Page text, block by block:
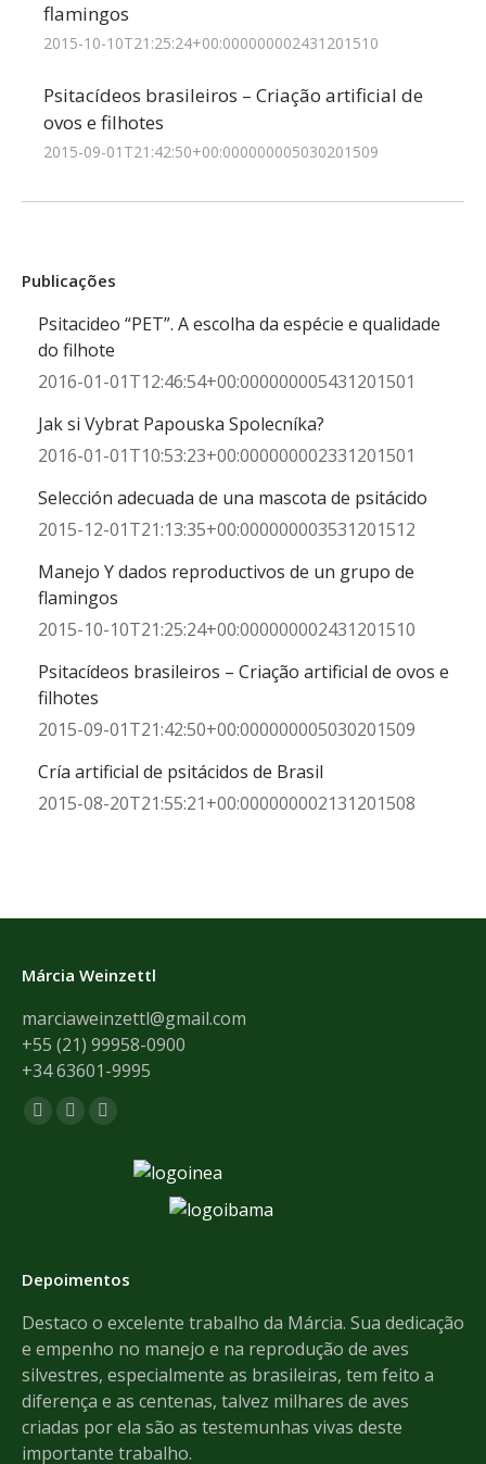
flamingos
2015-10-10T21:25:24+00:000000002431201510
Psitacídeos brasileiros – Criação artificial de
ovos e filhotes
2015-09-01T21:42:50+00:000000005030201509
Publicações
Psitacideo “PET”. A escolha da espécie e qualidade
do filhote
2016-01-01T12:46:54+00:000000005431201501
Jak si Vybrat Papouska Spolecníka?
2016-01-01T10:53:23+00:000000002331201501
Selección adecuada de una mascota de psitácido
2015-12-01T21:13:35+00:000000003531201512
Manejo Y dados reproductivos de un grupo de
flamingos
2015-10-10T21:25:24+00:000000002431201510
Psitacídeos brasileiros – Criação artificial de ovos e
filhotes
2015-09-01T21:42:50+00:000000005030201509
Cría artificial de psitácidos de Brasil
2015-08-20T21:55:21+00:000000002131201508
Márcia Weinzettl
marciaweinzettl@gmail.com
+55 (21) 99958-0900
+34 63601-9995
Encontre-nos em:
Facebook
MailWhatsapp
opens
Depoimentos
Destaco o excelente trabalho da Márcia. Sua dedicação
e empenho no manejo e na reprodução de aves
silvestres, especialmente as brasileiras, tem feito a
diferença e as centenas, talvez milhares de aves
criadas por ela são as testemunhas vivas deste
importante trabalho.